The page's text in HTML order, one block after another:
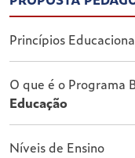
Princípios
O que é o Programa
Educação
Níveis de Ensino